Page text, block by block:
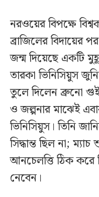
নরওয়ের বিপক্ষে
ব্রাজিলের বিদায়ের
জন্ম দিয়েছে একটি
তারকা ভিনিসিয়ুস
তুলে দিলেন ব্রুনো
ও জল্পনার মাঝেই
ভিনিসিয়ুস। তিনি
সিদ্ধান্ত ছিল না;
আনচেলত্তি ঠিক করে
নেবেন।